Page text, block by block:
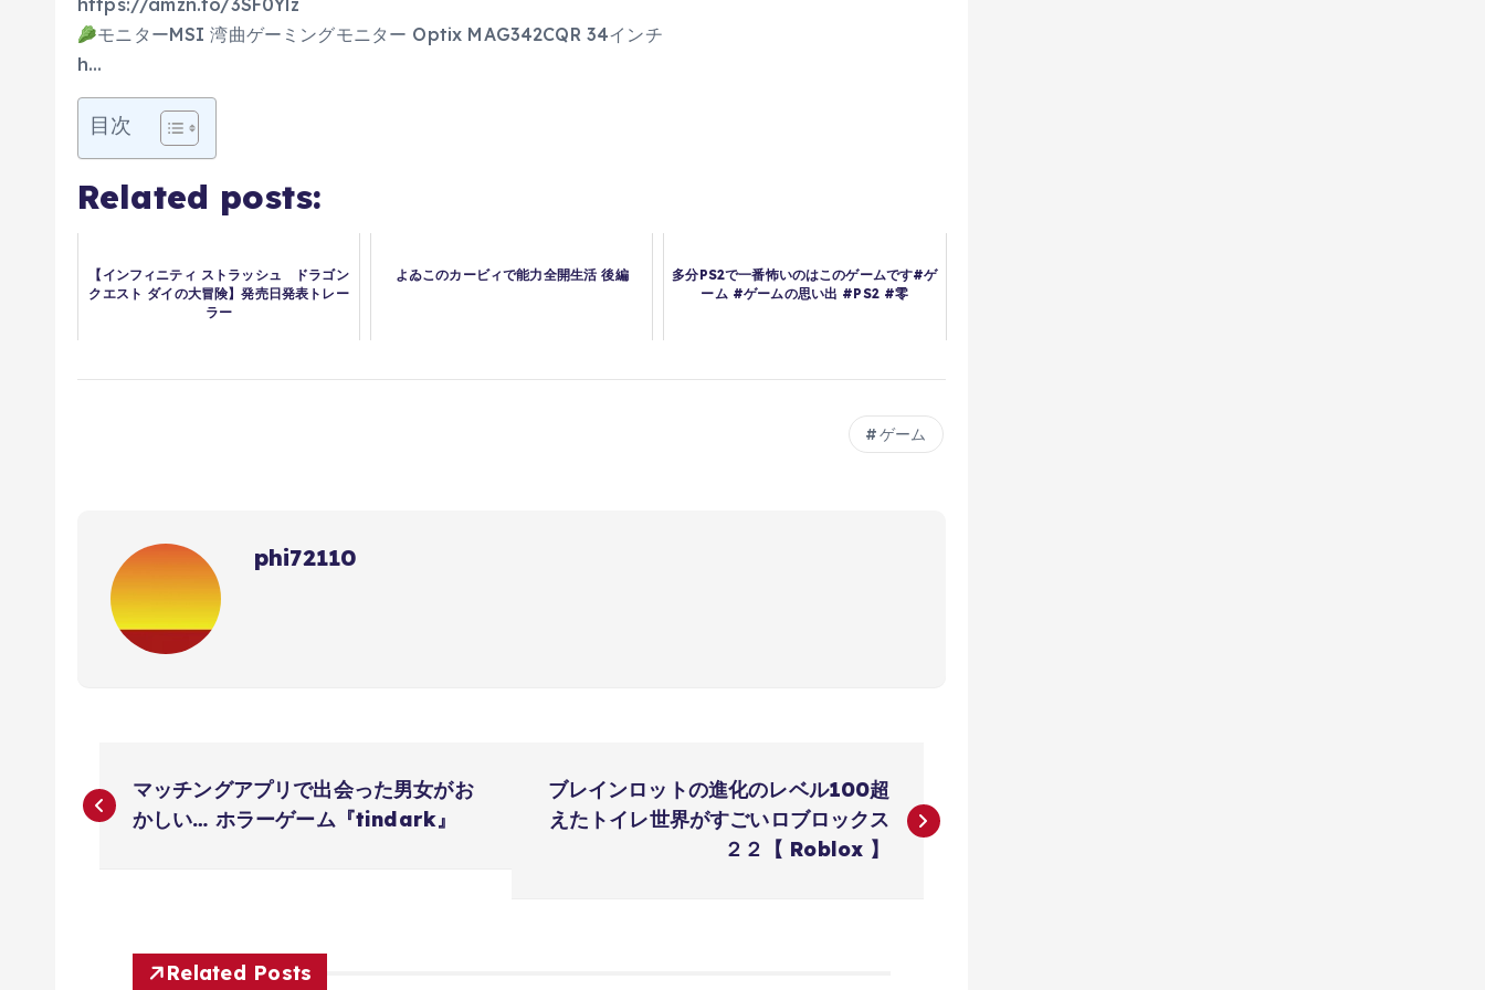
https://amzn.to/3SF0Ylz
モニターMSI 湾曲ゲーミングモニター Optix MAG342CQR 34インチ
h…
目次
Related posts:
【インフィニティ ストラッシュ ドラゴン
クエスト ダイの大冒険】発売日発表トレー
ラー
よゐこのカービィで能力全開生活 後編
多分PS2で一番怖いのはこのゲームです#ゲ
ーム #ゲームの思い出 #PS2 #零
ゲーム
phi72110
投
稿
マッチングアプリで出会った男女がお
かしい… ホラーゲーム『tindark』
ブレインロットの進化のレベル100超
えたトイレ世界がすごいロブロックス
２２【 Roblox 】
Related Posts